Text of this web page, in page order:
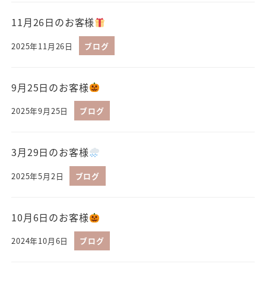
11月26日のお客様
2025年11月26日 ブログ
9月25日のお客様
2025年9月25日 ブログ
3月29日のお客様
2025年5月2日 ブログ
10月6日のお客様
2024年10月6日 ブログ